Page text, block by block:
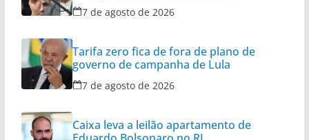
7 de agosto de 2026
Tarifa zero fica de fora de plano de
governo de campanha de Lula
7 de agosto de 2026
Caixa leva a leilão apartamento de